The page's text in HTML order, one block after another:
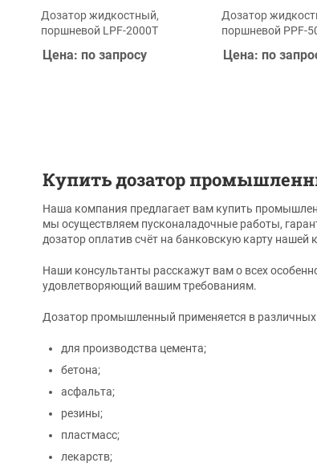
Дозатор жидкостный,
поршневой LPF-2000T
Цена: по запросу
Дозатор
поршневой PPF-
Цена: по
Купить дозатор
Наша компания предлагает вам купить
мы осуществляем пусконаладочные работы,
дозатор оплатив счёт на банковскую карту нашей
Наши консультанты расскажут вам о всех
удовлетворяющий вашим требованиям.
Дозатор промышленный применяется в
для производства цемента;
бетона;
асфальта;
резины;
пластмасс;
лекарств;